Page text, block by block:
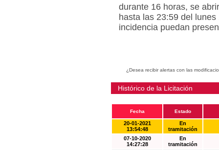
durante 16 horas, se
hasta las 23:59 del
incidencia puedan
¿Desea recibir alertas con las
Histórico de la Licitación
Fecha Estado
20-01-2021
13:54:48
En
tramitación
07-10-2020
14:27:28
En
tramitación